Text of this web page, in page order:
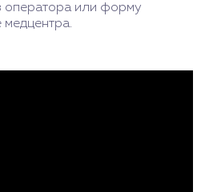
оператора или форму
медцентра.